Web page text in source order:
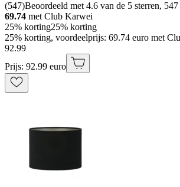
(547)Beoordeeld met 4.6 van de 5 sterren,
69.74 met Club Karwei
25% korting25% korting
25% korting, voordeelprijs: 69.74 euro met
92.99
Prijs: 92.99 euro